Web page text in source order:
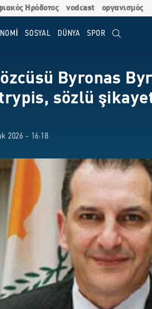
Ηρόδοτος vodcast οργανισμός
SOSYAL DÜNYA SPOR
Byronas
sözlü
2026 - 16:18